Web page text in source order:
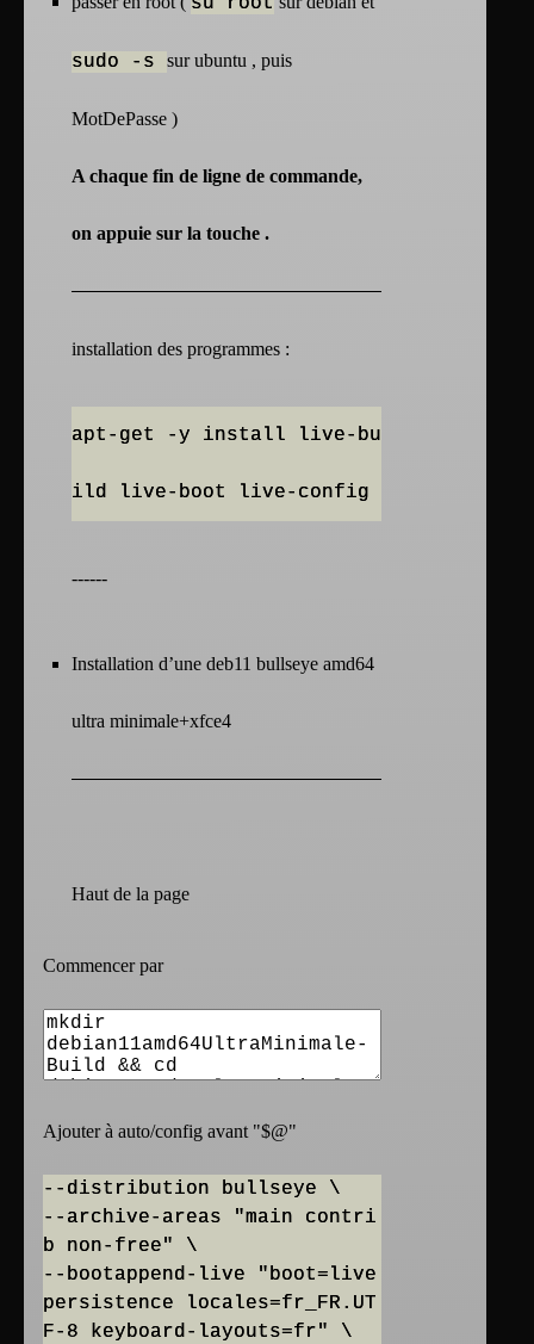
sudo -s sur ubuntu , puis
MotDePasse )
A chaque fin de ligne de commande,
on appuie sur la touche .
installation des programmes :
apt-get -y install live-bu
ild live-boot live-config
------
Installation d’une deb11 bullseye amd64
ultra minimale+xfce4
Haut de la page
Commencer par
Ajouter à auto/config avant "$@"
--distribution bullseye \
--archive-areas "main contri
b non-free" \
--bootappend-live "boot=live
persistence locales=fr_FR.UT
F-8 keyboard-layouts=fr" \